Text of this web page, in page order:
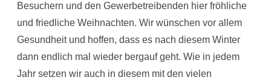
Besuchern und den Gewerbetreibenden hier fröhliche
und friedliche Weihnachten. Wir wünschen vor allem
Gesundheit und hoffen, dass es nach diesem Winter
dann endlich mal wieder bergauf geht. Wie in jedem
Jahr setzen wir auch in diesem mit den vielen